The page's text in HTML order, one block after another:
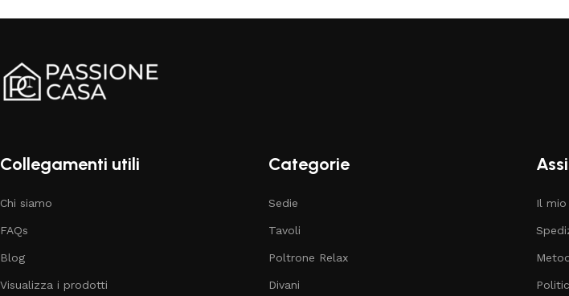
Collegamenti utili
Chi siamo
FAQs
Blog
Visualizza i prodotti
Categorie
Sedie
Tavoli
Poltrone Relax
Divani
Il